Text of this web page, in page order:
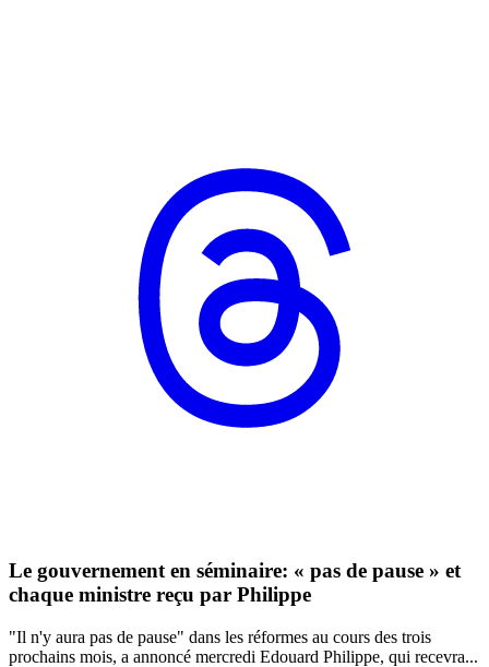
Le gouvernement en séminaire: « pas de pause » et
chaque ministre reçu par Philippe
"Il n'y aura pas de pause" dans les réformes au cours des trois
prochains mois, a annoncé mercredi Edouard Philippe, qui recevra...